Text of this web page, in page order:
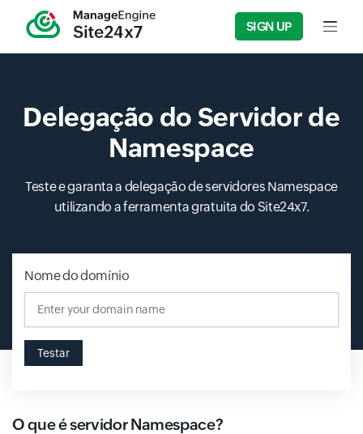
SIGN UP Input
Delegação do Servidor de
Namespace
Teste e garanta a delegação de servidores Namespace
utilizando a ferramenta gratuita do Site24x7.
Nome do domínio
Input field
Testar
O que é servidor Namespace?